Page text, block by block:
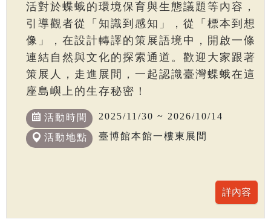
活對於蝶蛾的環境保育與生態議題等內容，
引導觀者從「知識到感知」，從「標本到想
像」，在設計轉譯的策展語境中，開啟一條
連結自然與文化的探索通道。歡迎大家跟著
策展人，走進展間，一起認識臺灣蝶蛾在這
座島嶼上的生存秘密！
活動時間 2025/11/30 ~ 2026/10/14
活動地點 臺博館本館一樓東展間